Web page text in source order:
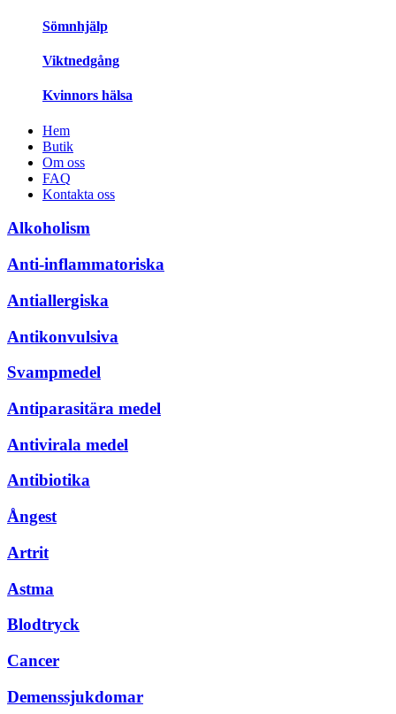
Sömnhjälp
Viktnedgång
Kvinnors hälsa
Hem
Butik
Om oss
FAQ
Kontakta oss
Alkoholism
Anti-inflammatoriska
Antiallergiska
Antikonvulsiva
Svampmedel
Antiparasitära medel
Antivirala medel
Antibiotika
Ångest
Artrit
Astma
Blodtryck
Cancer
Demenssjukdomar